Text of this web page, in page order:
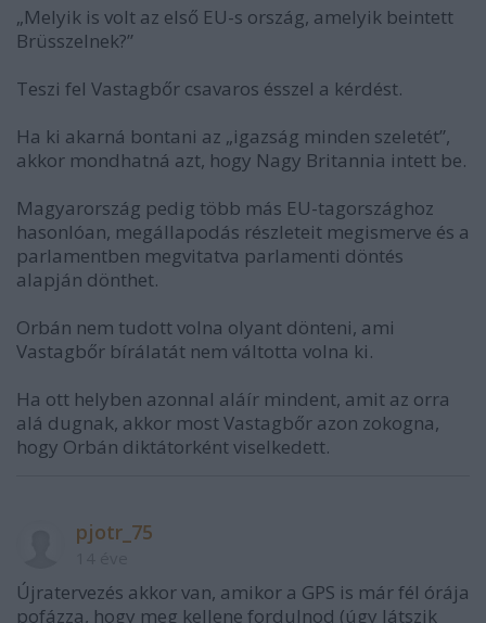
„Melyik is volt az első EU-s ország, amelyik beintett
Brüsszelnek?”
Teszi fel Vastagbőr csavaros ésszel a kérdést.
Ha ki akarná bontani az „igazság minden szeletét”,
akkor mondhatná azt, hogy Nagy Britannia intett be.
Magyarország pedig több más EU-tagországhoz
hasonlóan, megállapodás részleteit megismerve és a
parlamentben megvitatva parlamenti döntés
alapján dönthet.
Orbán nem tudott volna olyant dönteni, ami
Vastagbőr bírálatát nem váltotta volna ki.
Ha ott helyben azonnal aláír mindent, amit az orra
alá dugnak, akkor most Vastagbőr azon zokogna,
hogy Orbán diktátorként viselkedett.
pjotr_75
Újratervezés akkor van, amikor a GPS is már fél órája
pofázza, hogy meg kellene fordulnod (úgy látszik